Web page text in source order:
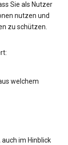
Sie als Nutzer
nutzen und
zu schützen.
welchem
im Hinblick